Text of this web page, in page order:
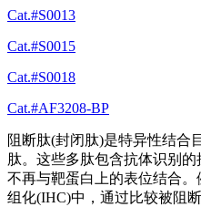
Cat.#S0013
Cat.#S0015
Cat.#S0018
Cat.#AF3208-BP
阻断肽(封闭肽)是特异性结合
肽。这些多肽包含抗体识别
不再与靶蛋白上的表位结合
组化(IHC)中，通过比较被阻